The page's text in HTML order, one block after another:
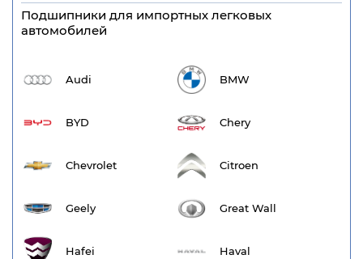
Подшипники для импортных легковых
автомобилей
Audi BMW
BYD Chery
Chevrolet Citroen
Geely Great Wall
Hafei Haval